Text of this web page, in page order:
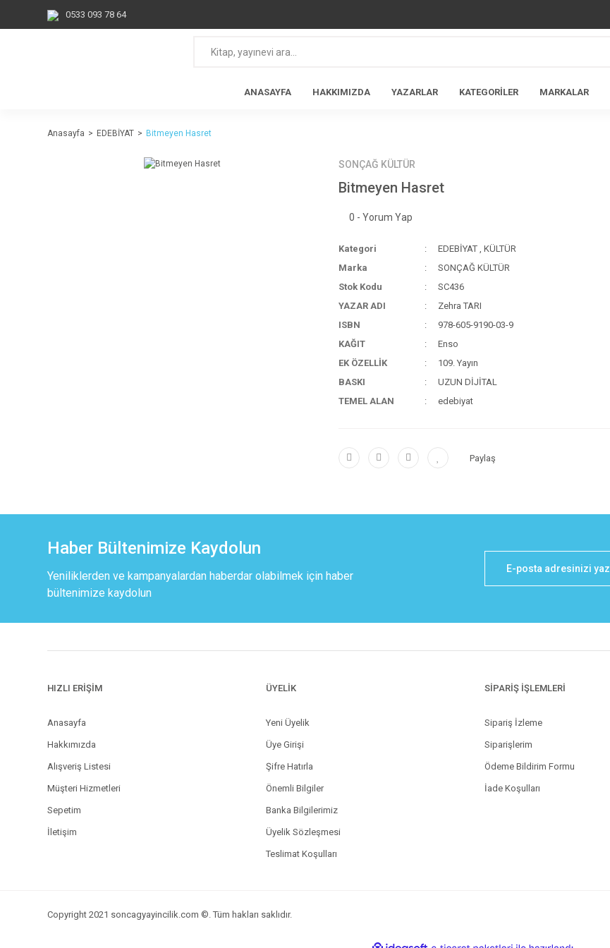
0533 093 78 64
ANASAYFA HAKKIMIZDA YAZARLAR KATEGORİLER MARKALAR
Anasayfa EDEBİYAT Bitmeyen Hasret
SONÇAĞ KÜLTÜR
Bitmeyen Hasret
0 - Yorum Yap
Kategori EDEBİYAT , KÜLTÜR
Marka
SONÇAĞ KÜLTÜR
Stok Kodu
SC436
YAZAR ADI
Zehra TARI
ISBN
978-605-9190-03-9
KAĞIT
Enso
EK ÖZELLİK
109. Yayın
BASKI
UZUN DİJİTAL
TEMEL ALAN
edebiyat
Paylaş
Haber Bültenimize Kaydolun
Yeniliklerden ve kampanyalardan haberdar olabilmek için haber
bültenimize kaydolun
HIZLI ERİŞİM
Anasayfa
Hakkımızda
Alışveriş Listesi
Müşteri Hizmetleri
Sepetim
İletişim
ÜYELİK
Yeni Üyelik
Üye Girişi
Şifre Hatırla
Önemli Bilgiler
Banka Bilgilerimiz
Üyelik Sözleşmesi
Teslimat Koşulları
SİPARİŞ İŞLEMLERİ
Sipariş İzleme
Siparişlerim
Ödeme Bildirim Formu
İade Koşulları
Copyright 2021 soncagyayincilik.com ©. Tüm hakları saklıdır.